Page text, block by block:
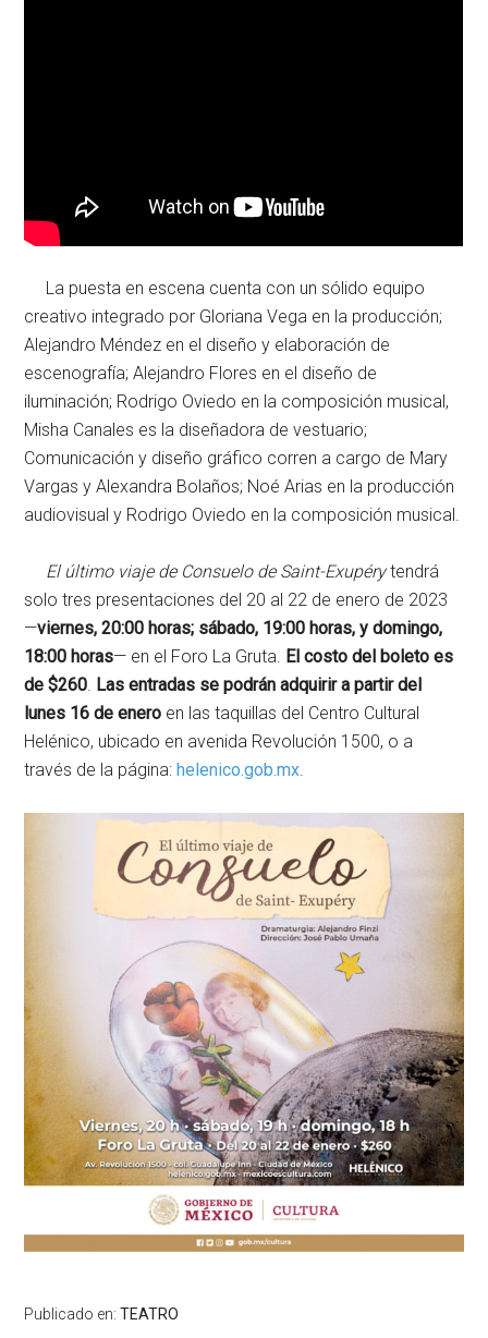
La puesta en escena cuenta con un sólido equipo
creativo integrado por Gloriana Vega en la producción;
Alejandro Méndez en el diseño y elaboración de
escenografía; Alejandro Flores en el diseño de
iluminación; Rodrigo Oviedo en la composición musical,
Misha Canales es la diseñadora de vestuario;
Comunicación y diseño gráfico corren a cargo de Mary
Vargas y Alexandra Bolaños; Noé Arias en la producción
audiovisual y Rodrigo Oviedo en la composición musical.
El último viaje de Consuelo de Saint-Exupérytendrá
solo tres presentaciones del 20 al 22 de enero de 2023
—viernes, 20:00 horas; sábado, 19:00 horas, y domingo,
18:00 horas— en el Foro La Gruta. El costo del boleto es
de $260 Las entradas se podrán adquirir a partir del
lunes 16 de enero en las taquillas del Centro Cultural
Helénico, ubicado en avenida Revolución 1500, o a
través de la página:helenico.gob.mx
Publicado en:TEATRO